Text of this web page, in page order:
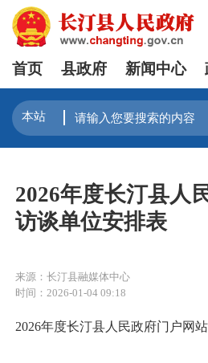
首页 县政府 新闻中心
2026年度长汀县人
访谈单位安排表
来源：长汀县融媒体中心
时间：2026-01-04 09:18
2026年度长汀县人民政府门户网